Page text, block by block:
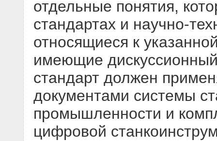
отдельные понятия,
стандартах и научно-
относящиеся к
имеющие
стандарт должен
документами системы
промышленности и
цифровой